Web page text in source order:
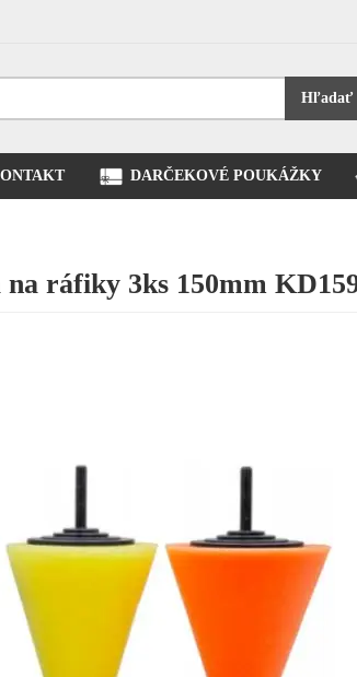
Hľadať
DARČEKOVÉ POUKÁŽKY
na ráfiky 3ks 150mm